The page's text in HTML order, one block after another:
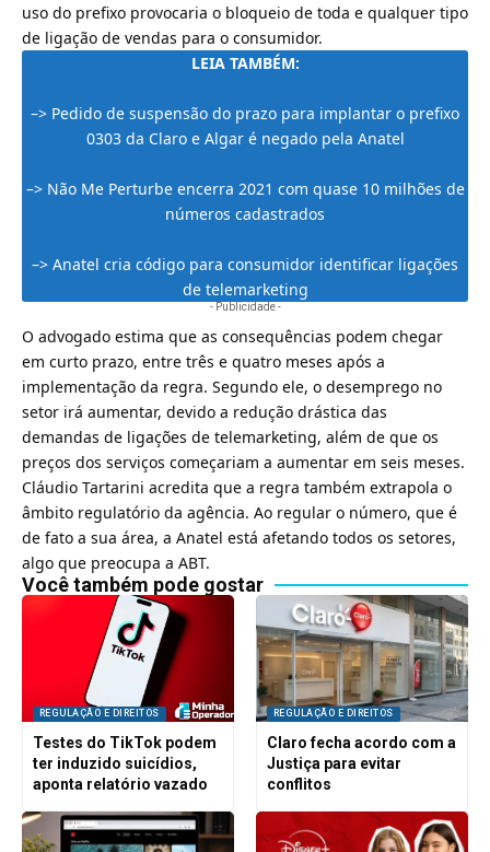
uso do prefixo provocaria o bloqueio de toda e qualquer tipo
de ligação de vendas para o consumidor.
LEIA TAMBÉM:
–> Pedido de suspensão do prazo para implantar o prefixo
0303 da Claro e Algar é negado pela Anatel
–> Não Me Perturbe encerra 2021 com quase 10 milhões de
números cadastrados
–> Anatel cria código para consumidor identificar ligações
de telemarketing
- Publicidade -
O advogado estima que as consequências podem chegar
em curto prazo, entre três e quatro meses após a
implementação da regra. Segundo ele, o desemprego no
setor irá aumentar, devido a redução drástica das
demandas de ligações de telemarketing, além de que os
preços dos serviços começariam a aumentar em seis meses.
Cláudio Tartarini acredita que a regra também extrapola o
âmbito regulatório da agência. Ao regular o número, que é
de fato a sua área, a Anatel está afetando todos os setores,
algo que preocupa a ABT.
Você também pode gostar
REGULAÇÃO E DIREITOS
Testes do TikTok podem
ter induzido suicídios,
aponta relatório vazado
REGULAÇÃO E DIREITOS
Claro fecha acordo com a
Justiça para evitar
conflitos